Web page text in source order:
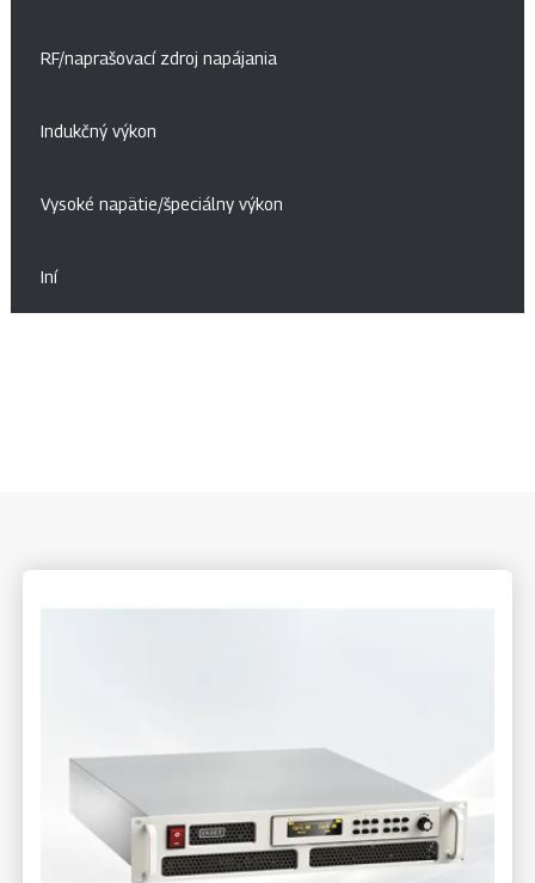
RF/naprašovací zdroj napájania
Indukčný výkon
Vysoké napätie/špeciálny výkon
Iní